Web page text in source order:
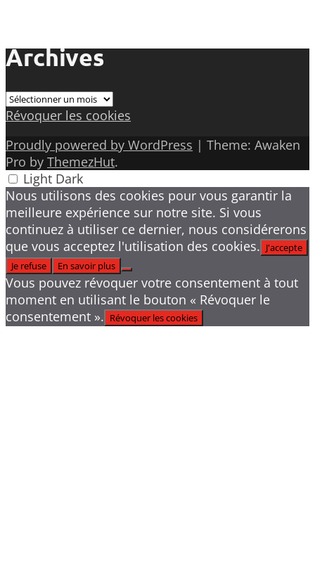
Archives
Archives
Révoquer les cookies
Proudly powered by WordPress | Theme: Awaken
Pro by ThemezHut.
Light Dark
Nous utilisons des cookies pour vous garantir la
meilleure expérience sur notre site. Si vous
continuez à utiliser ce dernier, nous considérerons
que vous acceptez l'utilisation des cookies. J'accepte
Je refuse
En savoir plus
Vous pouvez révoquer votre consentement à tout
moment en utilisant le bouton « Révoquer le
consentement ». Révoquer les cookies